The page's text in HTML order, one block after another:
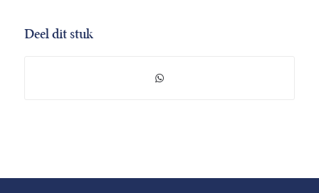
Deel dit stuk